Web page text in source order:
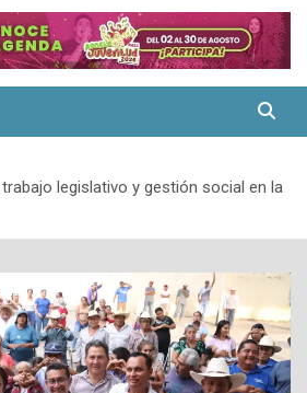
legislativo y gestión social en la